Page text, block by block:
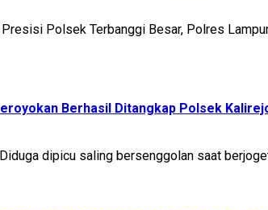
Polsek Terbanggi Besar, Polres
Berhasil Ditangkap Polsek
dipicu saling bersenggolan saat